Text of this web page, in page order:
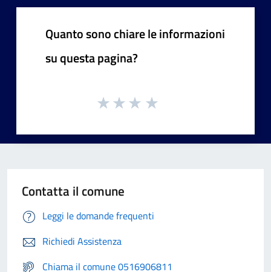
Quanto sono chiare le informazioni
su questa pagina?
Contatta il comune
Leggi le domande frequenti
Richiedi Assistenza
Chiama il comune 0516906811